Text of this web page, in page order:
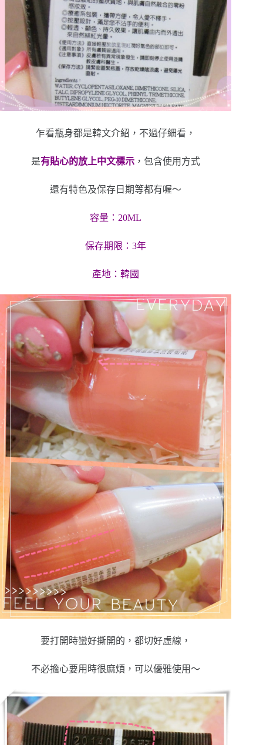
乍看瓶身都是韓文介紹，不過仔細看，
是有貼心的放上中文標示 ，包含使用方式
還有特色及保存日期等都有喔～
容量：20ML
保存期限：3年
產地：韓國
要打開時蠻好撕開的，都切好虛線，
不必擔心要用時很麻煩，可以優雅使用～